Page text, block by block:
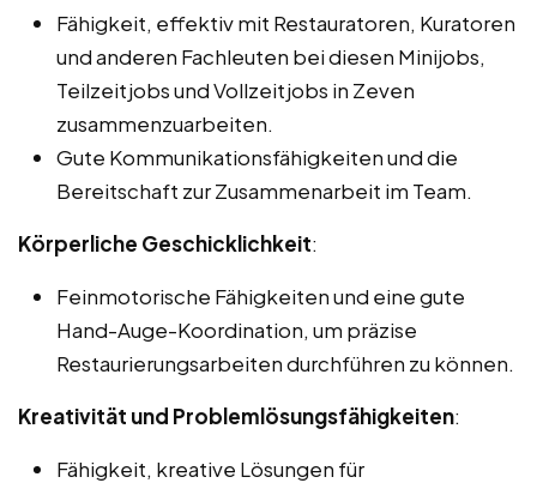
Fähigkeit, effektiv mit Restauratoren, Kuratoren
und anderen Fachleuten bei diesen Minijobs,
Teilzeitjobs und Vollzeitjobs in Zeven
zusammenzuarbeiten.
Gute Kommunikationsfähigkeiten und die
Bereitschaft zur Zusammenarbeit im Team.
Körperliche Geschicklichkeit:
Feinmotorische Fähigkeiten und eine gute
Hand-Auge-Koordination, um präzise
Restaurierungsarbeiten durchführen zu können.
Kreativität und Problemlösungsfähigkeiten:
Fähigkeit, kreative Lösungen für